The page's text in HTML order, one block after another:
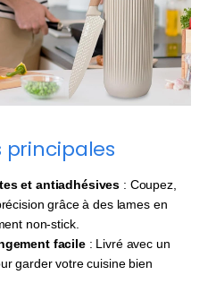
et antiadhésives : Coupez,
grâce à des lames en
non-stick.
facile: Livré avec un
garder votre cuisine bien